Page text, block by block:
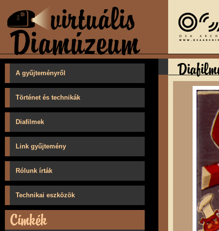
A gyűjteményről
Történet és technikák
Diafilmek
Link gyűjtemény
Rólunk írták
Technikai eszközök